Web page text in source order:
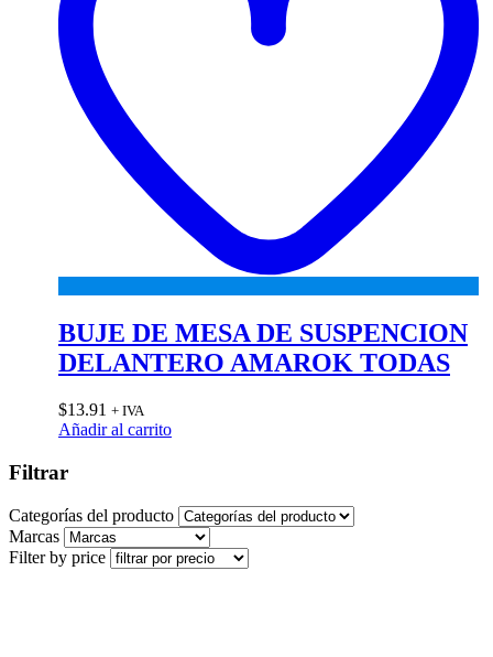
BUJE DE MESA DE SUSPENCION
DELANTERO AMAROK TODAS
$13.91 + IVA
Añadir al carrito
Filtrar
Categorías del producto
Marcas
Filter by price